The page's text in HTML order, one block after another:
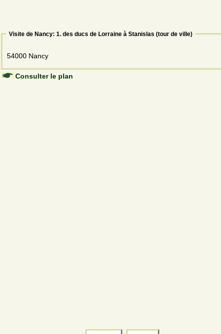
Visite de Nancy: 1. des ducs de Lorraine à Stanislas (tour de ville)
54000 Nancy
Consulter le plan